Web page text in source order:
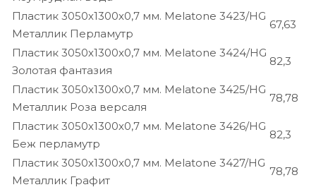
Пластик 3050х1300х0,7 мм. Melatone 3423/HG
Металлик Перламутр
67,63
Пластик 3050х1300х0,7 мм. Melatone 3424/HG
Золотая фантазия
82,3
Пластик 3050х1300х0,7 мм. Melatone 3425/HG
Металлик Роза версаля
78,78
Пластик 3050х1300х0,7 мм. Melatone 3426/HG
Беж перламутр
82,3
Пластик 3050х1300х0,7 мм. Melatone 3427/HG
Металлик Графит
78,78